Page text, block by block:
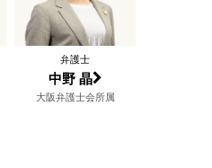
弁護士
中野 晶
大阪弁護士会所属